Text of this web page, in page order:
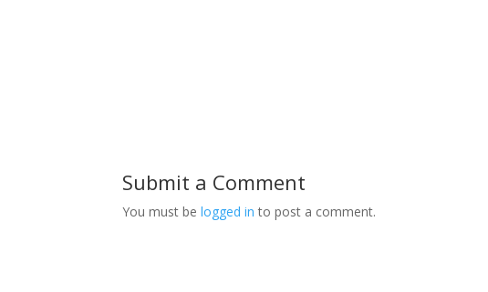
Submit a Comment
You must belogged in to post a comment.